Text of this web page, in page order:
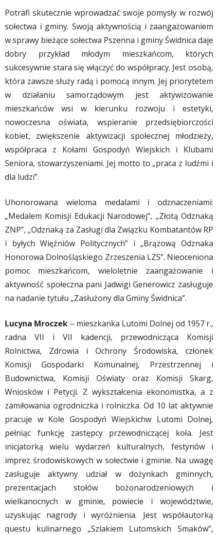
Potrafi skutecznie wprowadzać swoje pomysły w rozwój
sołectwa i gminy. Swoją aktywnością i zaangażowaniem
w sprawy bieżące sołectwa Pszenna i gminy Świdnica daje
dobry przykład młodym mieszkańcom, których
sukcesywnie stara się włączyć do współpracy. Jest osobą,
która zawsze służy radą i pomocą innym. Jej priorytetem
w działaniu samorządowym jest aktywizowanie
mieszkańców wsi w kierunku rozwoju i estetyki,
nowoczesna oświata, wspieranie przedsiębiorczości
kobiet, zwiększenie aktywizacji społecznej młodzieży,
współpraca z Kołami Gospodyń Wiejskich i Klubami
Seniora, stowarzyszeniami. Jej motto to „praca z ludźmi i
dla ludzi”.
Uhonorowana wieloma medalami i odznaczeniami:
„Medalem Komisji Edukacji Narodowej”, „Złotą Odznaką
ZNP”, „Odznaką za Zasługi dla Związku Kombatantów RP
i byłych Więźniów Politycznych” i „Brązową Odznaka
Honorowa Dolnośląskiego Zrzeszenia LZS”. Nieoceniona
pomoc mieszkańcom, wieloletnie zaangażowanie i
aktywność społeczna pani Jadwigi Generowicz zasługuje
na nadanie tytułu „Zasłużony dla Gminy Świdnica”.
Lucyna Mroczek – mieszkanka Lutomi Dolnej od 1957 r.,
radna VII i VII kadencji, przewodnicząca Komisji
Rolnictwa, Zdrowia i Ochrony Środowiska, członek
Komisji Gospodarki Komunalnej, Przestrzennej i
Budownictwa, Komisji Oświaty oraz Komisji Skarg,
Wniosków i Petycji. Z wykształcenia ekonomistka, a z
zamiłowania ogrodniczka i rolniczka. Od 10 lat aktywnie
pracuje w Kole Gospodyń Wiejskichw Lutomi Dolnej,
pełniąc funkcję zastępcy przewodniczącej koła. Jest
inicjatorką wielu wydarzeń kulturalnych, festynów i
imprez środowiskowych w sołectwie i gminie. Na uwagę
zasługuje aktywny udział w dożynkach gminnych,
prezentacjach stołów bożonarodzeniowych i
wielkanocnych w gminie, powiecie i województwie,
uzyskując nagrody i wyróżnienia. Jest współautorką
questu kulinarnego „Szlakiem Lutomskich Smaków”,